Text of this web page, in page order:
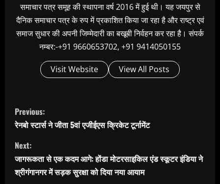
समाचार पत्र समूह की स्थापना वर्ष 2016 में हुई थी। यह जयपुर से
दैनिक समाचार पत्र के रुप में प्रकाशित किया जा रहा है और राष्ट्र एवं
समाज सुधार की अपनी जिम्मेदारी का बखूबी निर्वहन कर रहा है। संपर्क
नम्बर:-+91 9660653702, +91 9414050155
Visit Website View All Posts
C
o
n
t
i
Previous:
रेनबो स्टार्स ने जीता 5वां एजीईएस क्रिकेट टूर्नामेंट
Next:
जागरूकता से एक कदम आगे: होंडा मोटरसाइकिल एंड स्कूटर इंडिया ने
श्रीगंगानगर में सड़क सुरक्षा को दिया नया आयाम